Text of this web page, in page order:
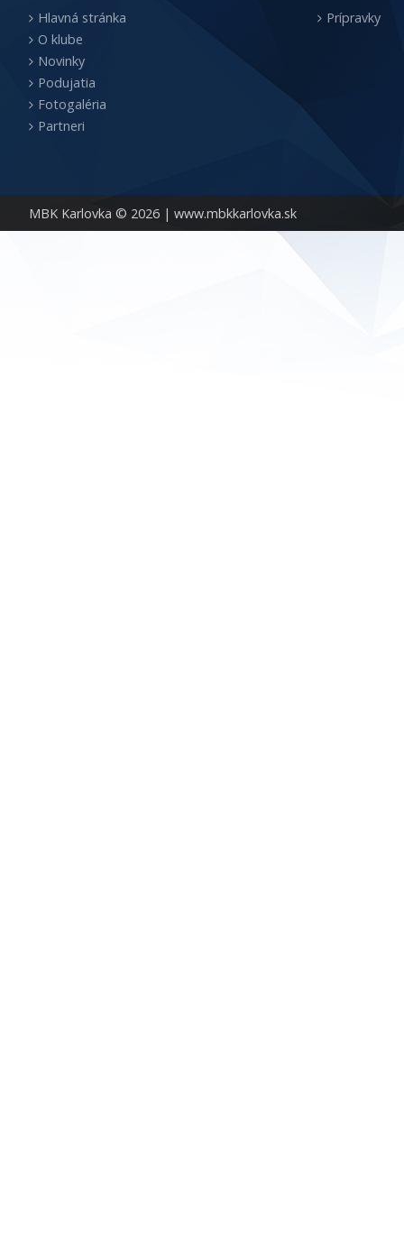
MBK Karlovka © 2026 | www.mbkkarlovka.sk
Hlavná stránka
O klube
Novinky
Podujatia
Fotogaléria
Partneri
Prípravky